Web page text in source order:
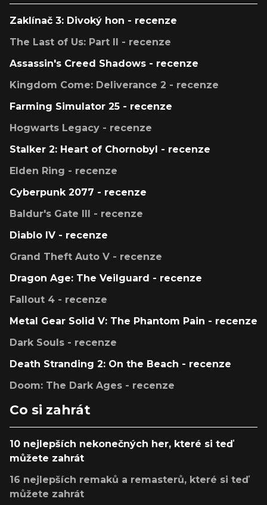
Zaklínač 3: Divoký hon - recenze
The Last of Us: Part II - recenze
Assassin's Creed Shadows - recenze
Kingdom Come: Deliverance 2 - recenze
Farming Simulator 25 - recenze
Hogwarts Legacy - recenze
Stalker 2: Heart of Chornobyl - recenze
Elden Ring - recenze
Cyberpunk 2077 - recenze
Baldur's Gate III - recenze
Diablo IV - recenze
Grand Theft Auto V - recenze
Dragon Age: The Veilguard - recenze
Fallout 4 - recenze
Metal Gear Solid V: The Phantom Pain - recenze
Dark Souls - recenze
Death Stranding 2: On the Beach - recenze
Doom: The Dark Ages - recenze
Co si zahrát
10 nejlepších nekonečných her, které si teď
můžete zahrát
16 nejlepších remaků a remasterů, které si teď
můžete zahrát